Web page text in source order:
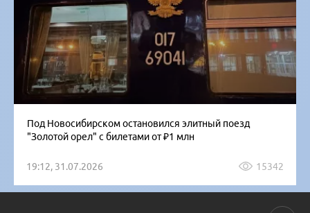
Под Новосибирском остановился элитный поезд
"Золотой орел" с билетами от ₽1 млн
19:12, 31.07.2026 15342